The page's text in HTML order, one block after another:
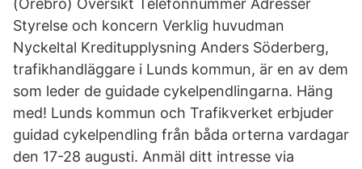
(Örebro) Översikt Telefonnummer Adresser
Styrelse och koncern Verklig huvudman
Nyckeltal Kreditupplysning Anders Söderberg,
trafikhandläggare i Lunds kommun, är en av dem
som leder de guidade cykelpendlingarna. Häng
med! Lunds kommun och Trafikverket erbjuder
guidad cykelpendling från båda orterna vardagar
den 17-28 augusti. Anmäl ditt intresse via